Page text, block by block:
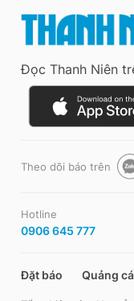
Đọc Thanh Niên
Theo dõi báo trên
Hotline
0906 645 777
Đặt báo Quảng